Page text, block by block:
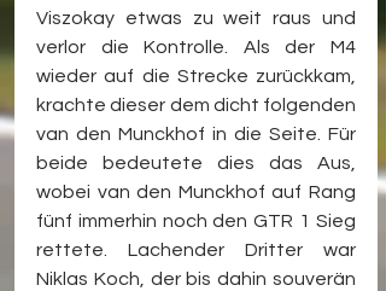
Viszokay etwas zu weit raus und
verlor die Kontrolle. Als der M4
wieder auf die Strecke zurückkam,
krachte dieser dem dicht folgenden
van den Munckhof in die Seite. Für
beide bedeutete dies das Aus,
wobei van den Munckhof auf Rang
fünf immerhin noch den GTR 1 Sieg
rettete. Lachender Dritter war
Niklas Koch, der bis dahin souverän